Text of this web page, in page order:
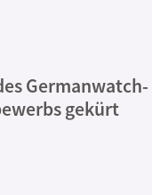
Germanwatch-
gekürt